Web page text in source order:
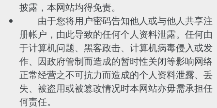
披露，本网站均得免责。
由于您将用户密码告知他人或与他人共享注
册帐户，由此导致的任何个人资料泄露。任何由
于计算机问题、黑客政击、计算机病毒侵入或发
作、因政府管制而造成的暂时性关闭等影响网络
正常经营之不可抗力而造成的个人资料泄露、丢
失、被盗用或被篡改情况时本网站亦毋需承担任
何责任。